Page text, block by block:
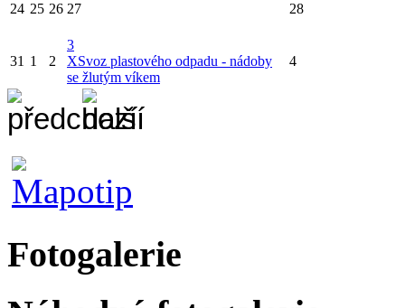
24 25 26 27 28
31 1 2
3
XSvoz plastového odpadu - nádoby
se žlutým víkem
4
Fotogalerie